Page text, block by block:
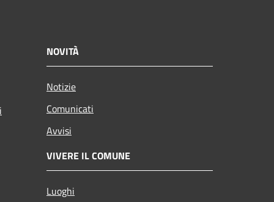
NOVITÀ
Notizie
Comunicati
Avvisi
VIVERE IL COMUNE
Luoghi